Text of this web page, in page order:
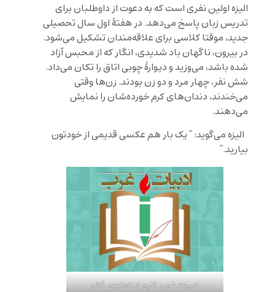
الیزه اولین نفری است که به دعوت از داوطلبان برای
تدریس زبان پاسخ می‌دهد. در هفتۀ اول سال تحصیلی
جدید، موقتا کلاسی برای علاقه‌مندان تشکیل می‌شود.
در بیرون، ناگهان باد شدیدی، انگار که از محبس آزاد
شده باشد، می‌وزید و دیوارۀ چوبی اتاق را تکان می‌داد.
شش نفر، چهار مرد و دو زن بودند. زن‌ها وقتی
می‌خندند، دندان‌های کرم خورده‌شان را نمایش
می‌دهند.
الیزه می‌گوید: ” یک بار هم عکسی قدیمی از خودتون
بیارید.”
ادبیات غرب، کاری از همایون فاتح